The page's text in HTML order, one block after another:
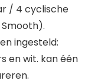
/ 4 cyclische
ingesteld:
en wit. kan één